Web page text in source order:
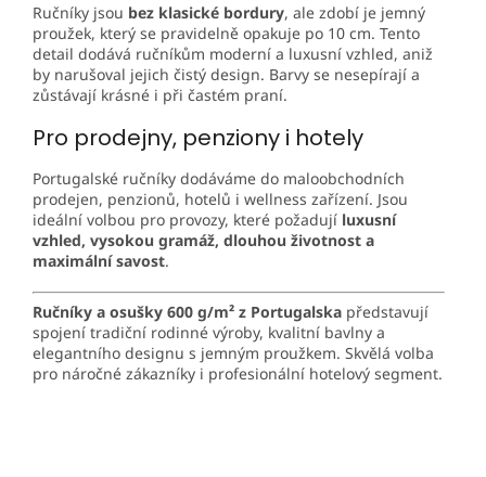
Ručníky jsou bez klasické bordury, ale zdobí je jemný
proužek, který se pravidelně opakuje po 10 cm. Tento
detail dodává ručníkům moderní a luxusní vzhled, aniž
by narušoval jejich čistý design. Barvy se nesepírají a
zůstávají krásné i při častém praní.
Pro prodejny, penziony i hotely
Portugalské ručníky dodáváme do maloobchodních
prodejen, penzionů, hotelů i wellness zařízení. Jsou
ideální volbou pro provozy, které požadují luxusní
vzhled, vysokou gramáž, dlouhou životnost a
maximální savost.
Ručníky a osušky 600 g/m² z Portugalska představují
spojení tradiční rodinné výroby, kvalitní bavlny a
elegantního designu s jemným proužkem. Skvělá volba
pro náročné zákazníky i profesionální hotelový segment.